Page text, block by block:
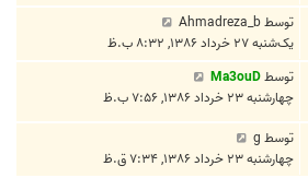
توسطAhmadreza_b
یک‌شنبه ۲۷ خرداد ۱۳۸۶, ۸:۳۲ ب.ظ
توسطMa3ouD
چهارشنبه ۲۳ خرداد ۱۳۸۶, ۷:۵۶ ب.ظ
توسط g
چهارشنبه ۲۳ خرداد ۱۳۸۶, ۷:۳۴ ق.ظ